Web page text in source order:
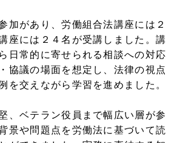
加があり、労働組合法講座には２
座には２４名が受講しました。講
日常的に寄せられる相談への対応
協議の場面を想定し、法律の視点
を交えながら学習を進めました。
、ベテラン役員まで幅広い層が参
景や問題点を労働法に基づいて読